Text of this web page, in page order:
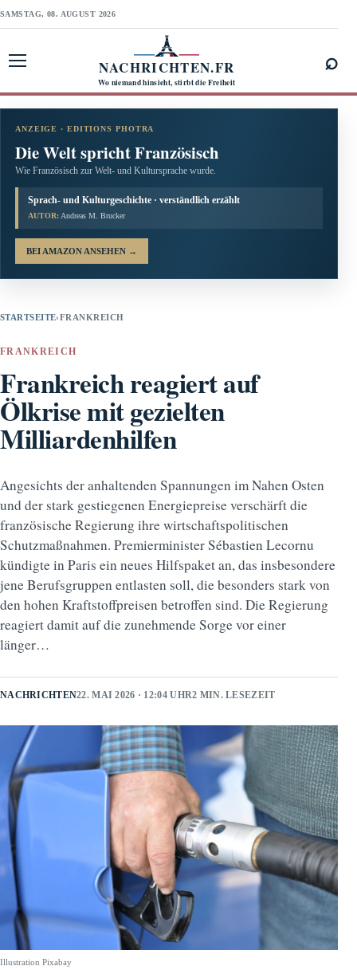
SAMSTAG, 08. AUGUST 2026
NACHRICHTEN.FR
Wo niemand hinsieht, stirbt die Freiheit
⌕
ANZEIGE · EDITIONS PHOTRA
Die Welt spricht Französisch
Wie Französisch zur Welt- und Kultursprache wurde.
Sprach- und Kulturgeschichte · verständlich erzählt
AUTOR: Andreas M. Brucker
BEI AMAZON ANSEHEN →
STARTSEITE›FRANKREICH
FRANKREICH
Frankreich reagiert auf
Ölkrise mit gezielten
Milliardenhilfen
Angesichts der anhaltenden Spannungen im Nahen Osten
und der stark gestiegenen Energiepreise verschärft die
französische Regierung ihre wirtschaftspolitischen
Schutzmaßnahmen. Premierminister Sébastien Lecornu
kündigte in Paris ein neues Hilfspaket an, das insbesondere
jene Berufsgruppen entlasten soll, die besonders stark von
den hohen Kraftstoffpreisen betroffen sind. Die Regierung
reagiert damit auf die zunehmende Sorge vor einer
länger…
NACHRICHTEN22. MAI 2026 · 12:04 UHR2 MIN. LESEZEIT
Illustration Pixabay